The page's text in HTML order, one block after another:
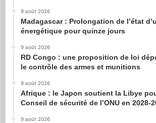
9 août 2026
Madagascar : Prolongation de l’état
énergétique pour quinze jours
9 août 2026
RD Congo : une proposition de loi
le contrôle des armes et munitions
9 août 2026
Afrique : le Japon soutient la Libye
Conseil de sécurité de l’ONU en 2028-
9 août 2026